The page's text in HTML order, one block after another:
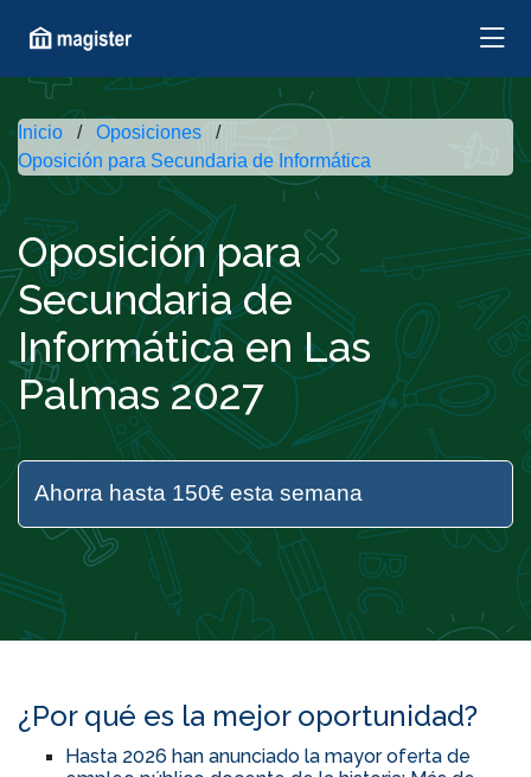
Inicio
Oposiciones
Oposición para Secundaria de Informática
Oposición para
Secundaria de
Informática en Las
Palmas 2027
Ahorra hasta 150€ esta semana
¿Por qué es la mejor oportunidad?
Hasta 2026 han anunciado la mayor oferta de